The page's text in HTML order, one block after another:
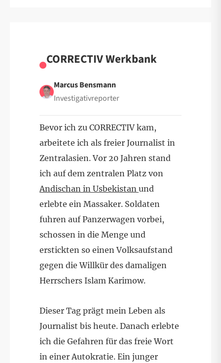
CORRECTIV Werkbank
Marcus Bensmann
Investigativreporter
Bevor ich zu CORRECTIV kam,
arbeitete ich als freier Journalist in
Zentralasien. Vor 20 Jahren stand
ich auf dem zentralen Platz von
Andischan in Usbekistan und
erlebte ein Massaker. Soldaten
fuhren auf Panzerwagen vorbei,
schossen in die Menge und
erstickten so einen Volksaufstand
gegen die Willkür des damaligen
Herrschers Islam Karimow.
Dieser Tag prägt mein Leben als
Journalist bis heute. Danach erlebte
ich die Gefahren für das freie Wort
in einer Autokratie. Ein junger